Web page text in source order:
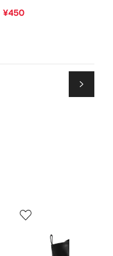
¥450
下
一